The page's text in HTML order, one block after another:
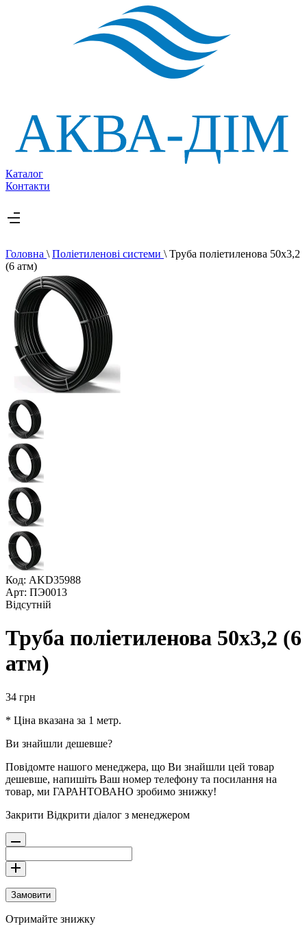
Каталог
Контакти
Головна \ Поліетиленові системи \ Труба поліетиленова 50х3,2
(6 атм)
Код: AKD35988
Арт: ПЭ0013
Відсутній
Труба поліетиленова 50х3,2 (6
атм)
34 грн
* Ціна вказана за 1 метр.
Ви знайшли дешевше?
Повідомте нашого менеджера, що Ви знайшли цей товар
дешевше, напишіть Ваш номер телефону та посилання на
товар, ми ГАРАНТОВАНО зробимо знижку!
Закрити Відкрити діалог з менеджером
Замовити
Отримайте знижку